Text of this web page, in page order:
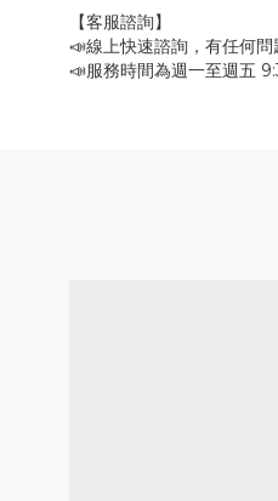
【客服諮詢】
📣線上快速諮詢，有任何問
📣服務時間為週一至週五